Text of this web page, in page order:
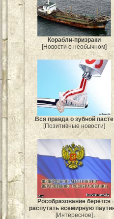
Корабли-призраки
[Новости о необычном]
Вся правда о зубной пасте
[Позитивные новости]
Рособразование берется
распутать всемирную
[Интересное]